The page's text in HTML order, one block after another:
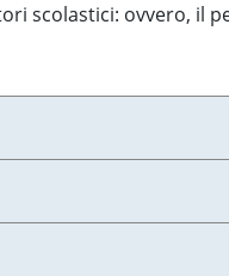
scolastici: ovvero, il